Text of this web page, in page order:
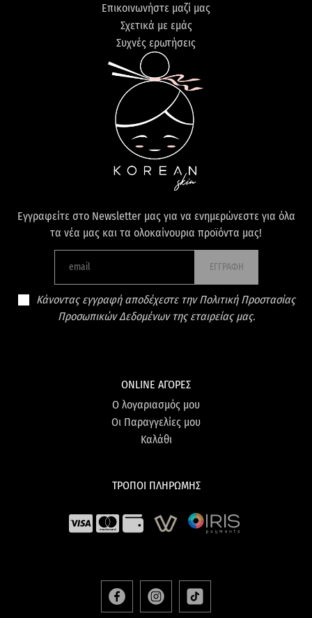
Επικοινωνήστε μαζί μας
Σχετικά με εμάς
Συχνές ερωτήσεις
Εγγραφείτε στο Newsletter μας για να ενημερώνεστε για όλα
τα νέα μας και τα ολοκαίνουρια προϊόντα μας!
ΕΓΓΡΑΦΗ
Κάνοντας εγγραφή αποδέχεστε την Πολιτική Προστασίας
Προσωπικών Δεδομένων της εταιρείας μας.
ONLINE ΑΓΟΡΕΣ
Ο λογαριασμός μου
Οι Παραγγελίες μου
Καλάθι
ΤΡΟΠΟΙ ΠΛΗΡΩΜΗΣ